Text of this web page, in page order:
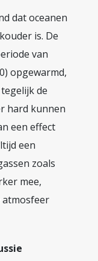
dat oceanen
is. De
van
opgewarmd,
de
hard kunnen
een effect
een
zoals
mee,
atmosfeer